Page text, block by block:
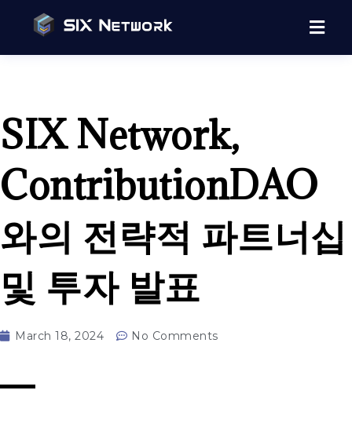
SIX Network,
ContributionDAO
와의 전략적 파트너십
및 투자 발표
March 18, 2024 No Comments